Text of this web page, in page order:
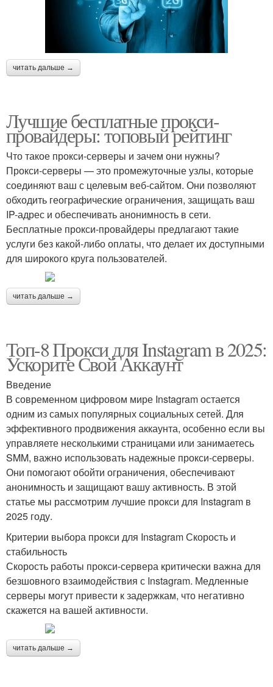
читать дальше →
Лучшие бесплатные прокси-
провайдеры: топовый рейтинг
Что такое прокси-серверы и зачем они нужны?
Прокси-серверы — это промежуточные узлы, которые
соединяют ваш с целевым веб-сайтом. Они позволяют
обходить географические ограничения, защищать ваш
IP-адрес и обеспечивать анонимность в сети.
Бесплатные прокси-провайдеры предлагают такие
услуги без какой-либо оплаты, что делает их доступными
для широкого круга пользователей.
читать дальше →
Топ-8 Прокси для Instagram в 2025:
Ускорите Свой Аккаунт
Введение
В современном цифровом мире Instagram остается
одним из самых популярных социальных сетей. Для
эффективного продвижения аккаунта, особенно если вы
управляете несколькими страницами или занимаетесь
SMM, важно использовать надежные прокси-серверы.
Они помогают обойти ограничения, обеспечивают
анонимность и защищают вашу активность. В этой
статье мы рассмотрим лучшие прокси для Instagram в
2025 году.
Критерии выбора прокси для Instagram Скорость и
стабильность
Скорость работы прокси-сервера критически важна для
безшовного взаимодействия с Instagram. Медленные
серверы могут привести к задержкам, что негативно
скажется на вашей активности.
читать дальше →